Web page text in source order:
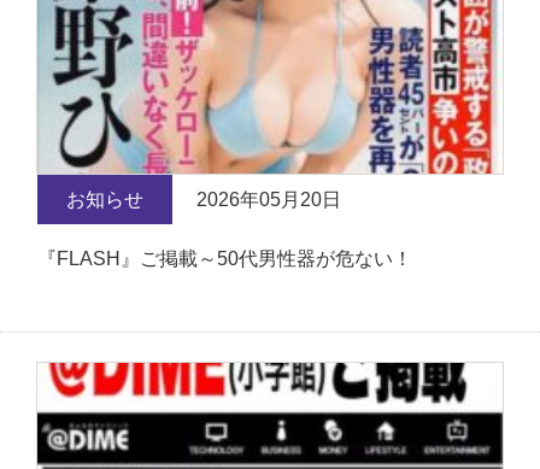
お知らせ 2026年05月20日
『FLASH』ご掲載～50代男性器が危ない！